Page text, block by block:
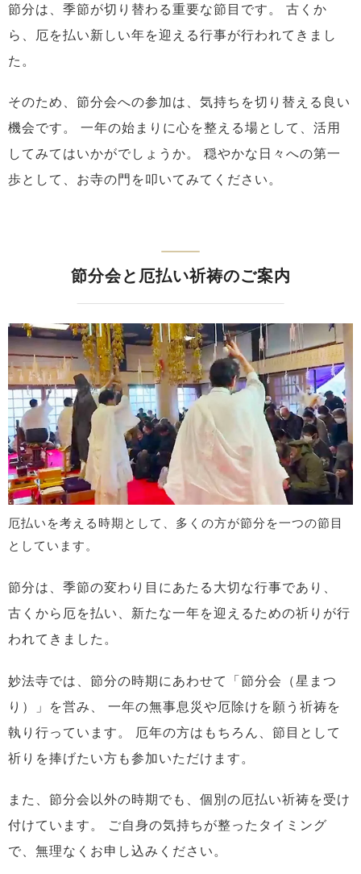
節分は、季節が切り替わる重要な節目です。
古くか
ら、厄を払い新しい年を迎える行事が行われてきまし
た。
そのため、節分会への参加は、気持ちを切り替える良い
機会です。
一年の始まりに心を整える場として、活用
してみてはいかがでしょうか。
穏やかな日々への第一
歩として、お寺の門を叩いてみてください。
節分会と厄払い祈祷のご案内
厄払いを考える時期として、多くの方が節分を一つの節目
としています。
節分は、季節の変わり目にあたる大切な行事であり、
古くから厄を払い、新たな一年を迎えるための祈りが行
われてきました。
妙法寺では、節分の時期にあわせて「節分会（星まつ
り）」を営み、
一年の無事息災や厄除けを願う祈祷を
執り行っています。
厄年の方はもちろん、節目として
祈りを捧げたい方も参加いただけます。
また、節分会以外の時期でも、個別の厄払い祈祷を受け
付けています。
ご自身の気持ちが整ったタイミング
で、無理なくお申し込みください。